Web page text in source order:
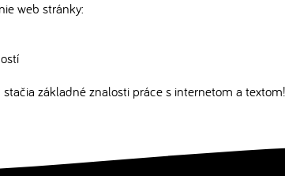
web stránky:
základné znalosti práce s internetom a textom!